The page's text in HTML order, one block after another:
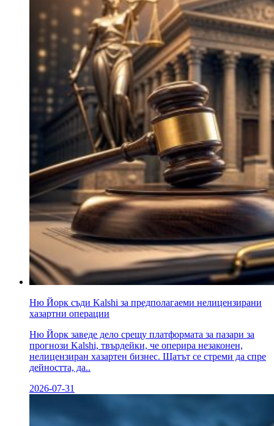
Ню Йорк съди Kalshi за предполагаеми нелицензирани
хазартни операции
Ню Йорк заведе дело срещу платформата за пазари за
прогнози Kalshi, твърдейки, че оперира незаконен,
нелицензиран хазартен бизнес. Щатът се стреми да спре
дейността, да..
2026-07-31